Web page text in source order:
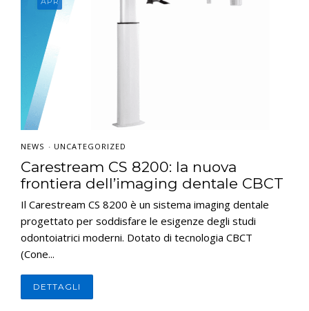
CONTATTI
E-SHOP
ASSISTENZA
IT
NEWS • UNCATEGORIZED
Carestream CS 8200: la nuova
frontiera dell’imaging dentale CBCT
Il Carestream CS 8200 è un sistema imaging dentale
progettato per soddisfare le esigenze degli studi
odontoiatrici moderni. Dotato di tecnologia CBCT
(Cone...
DETTAGLI